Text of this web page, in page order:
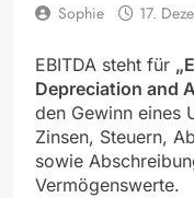
Sophie 17.
EBITDA steht für
Depreciation and
den Gewinn eines
Zinsen, Steuern,
sowie
Vermögenswerte.